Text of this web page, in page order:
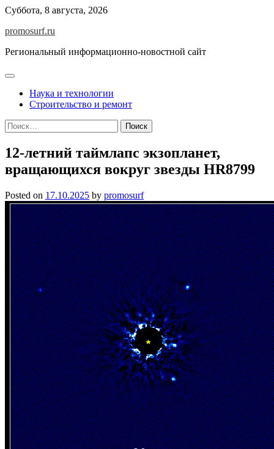
Skip
content
Суббота, 8 августа, 2026
promosurf.ru
Региональный информационно-новостной сайт
Наука и технологии
Строительство и ремонт
Найти:
12-летний таймлапс экзопланет,
вращающихся вокруг звезды HR8799
Posted on 17.10.2025 by promosurf